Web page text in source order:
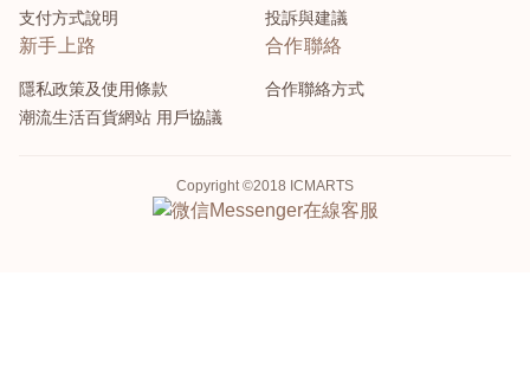
支付方式說明
投訴與建議
新手上路
隱私政策及使用條款
潮流生活百貨網站 用戶協議
合作聯絡
合作聯絡方式
Copyright ©2018 ICMARTS
Messenger在線客服